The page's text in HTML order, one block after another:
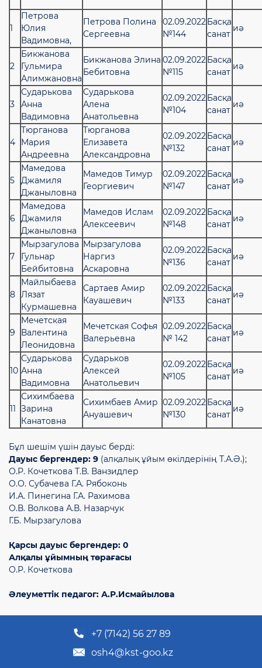
1
Петрова
Юлия
Вадимовна,
Петрова Полина
Сергеевна
02.09.2022
№144
Басқа
санат
иә
2
Бикжанова
Гульмира
Алимжановна
Бикжанова Элина
Бебитовна
02.09.2022
№115
Басқа
санат
иә
3
Сударькова
Анна
Вадимовна
Сударькова
Алена
Анатольевна
02.09.2022
№104
Басқа
санат
иә
4
Тюрганова
Мария
Андреевна
Тюрганова
Елизавета
Александровна
02.09.2022
№132
Басқа
санат
иә
5
Мамедова
Джамиля
Джаныловна
Мамедов Тимур
Георгиевич
02.09.2022
№147
Басқа
санат
иә
6
Мамедова
Джамиля
Джаныловна
Мамедов Ислам
Алексеевич
02.09.2022
№148
Басқа
санат
иә
7
Мырзагулова
Гульнар
Бейбитовна
Мырзагулова
Наргиз
Аскаровна
02.09.2022
№136
Басқа
санат
иә
8
Майлыбаева
Лязат
Курмашевна
Сартаев Амир
Кауашевич
02.09.2022
№133
Басқа
санат
иә
9
Мечетская
Валентина
Леонидовна
Мечетская Софья
Валерьевна
02.09.2022
№ 142
Басқа
санат
иә
10
Сударькова
Анна
Вадимовна
Сударьков
Алексей
Анатольевич
02.09.2022
№105
Басқа
санат
иә
11
Сихимбаева
Зарина
Канатовна
Сихимбаев Амир
Ануашевич
02.09.2022
№130
Басқа
санат
иә
Бұл шешім үшін дауыс берді:
Дауыс бергендер: 9 (алқалық ұйым өкілдерінің Т.А.Ә.);
О.Р. Кочеткова Т.В. Ванзидлер
О.О. Субачева Г.А. Рябоконь
И.А. Пинегина Г.А. Рахимова
О.В. Волкова А.В. Назарчук
Г.Б. Мырзагулова
Қарсы дауыс бергендер: 0
Алқалы ұйымның төрағасы
О.Р. Кочеткова
Әлеуметтік педагог: А.Р.Исмайылова
+7 (7142) 56 27 89
osh4@kst-goo.kz